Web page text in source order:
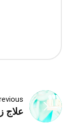
تصفّحعلاج